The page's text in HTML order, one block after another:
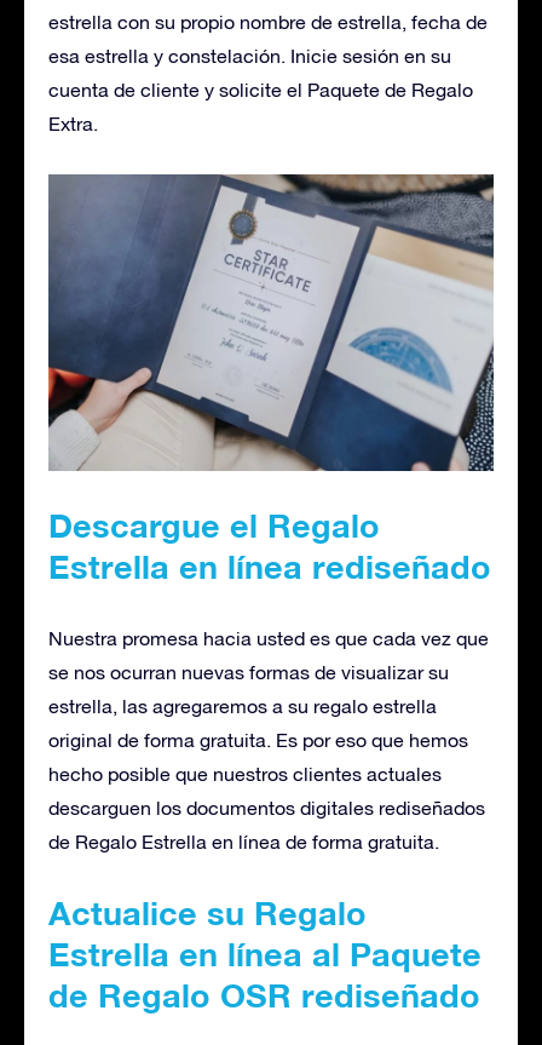
estrella con su propio nombre de estrella, fecha de
esa estrella y constelación. Inicie sesión en su
cuenta de cliente y solicite el Paquete de Regalo
Extra.
Descargue el Regalo
Estrella en línea rediseñado
Nuestra promesa hacia usted es que cada vez que
se nos ocurran nuevas formas de visualizar su
estrella, las agregaremos a su regalo estrella
original de forma gratuita. Es por eso que hemos
hecho posible que nuestros clientes actuales
descarguen los documentos digitales rediseñados
de Regalo Estrella en línea de forma gratuita.
Actualice su Regalo
Estrella en línea al Paquete
de Regalo OSR rediseñado